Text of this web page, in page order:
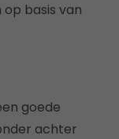
basis van
goede
achter